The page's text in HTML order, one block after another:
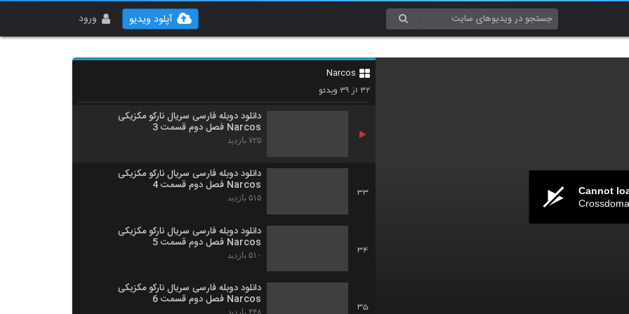
ورود آپلود ویدیو
Cannot
Narcos
۳۲از ۳۹ویدئو
31
دانلود دوبله فارسی سریال نارکو مکزیکی
دانلود دوبله فارسی سریال نارکو مکزیکی
Narcos فصل دوم قسمت 3
۷۲۵ بازدید
33
دانلود دوبله فارسی سریال نارکو مکزیکی
Narcos فصل دوم قسمت 4
۵۱۵ بازدید
34
دانلود دوبله فارسی سریال نارکو مکزیکی
Narcos فصل دوم قسمت 5
۵۱۰ بازدید
35
دانلود دوبله فارسی سریال نارکو مکزیکی
Narcos فصل دوم قسمت 6
۴۴۸ بازدید